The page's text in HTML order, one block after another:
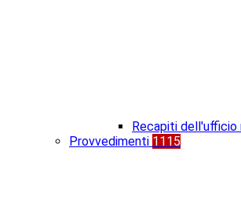
Recapiti dell'ufficio
Provvedimenti 1115